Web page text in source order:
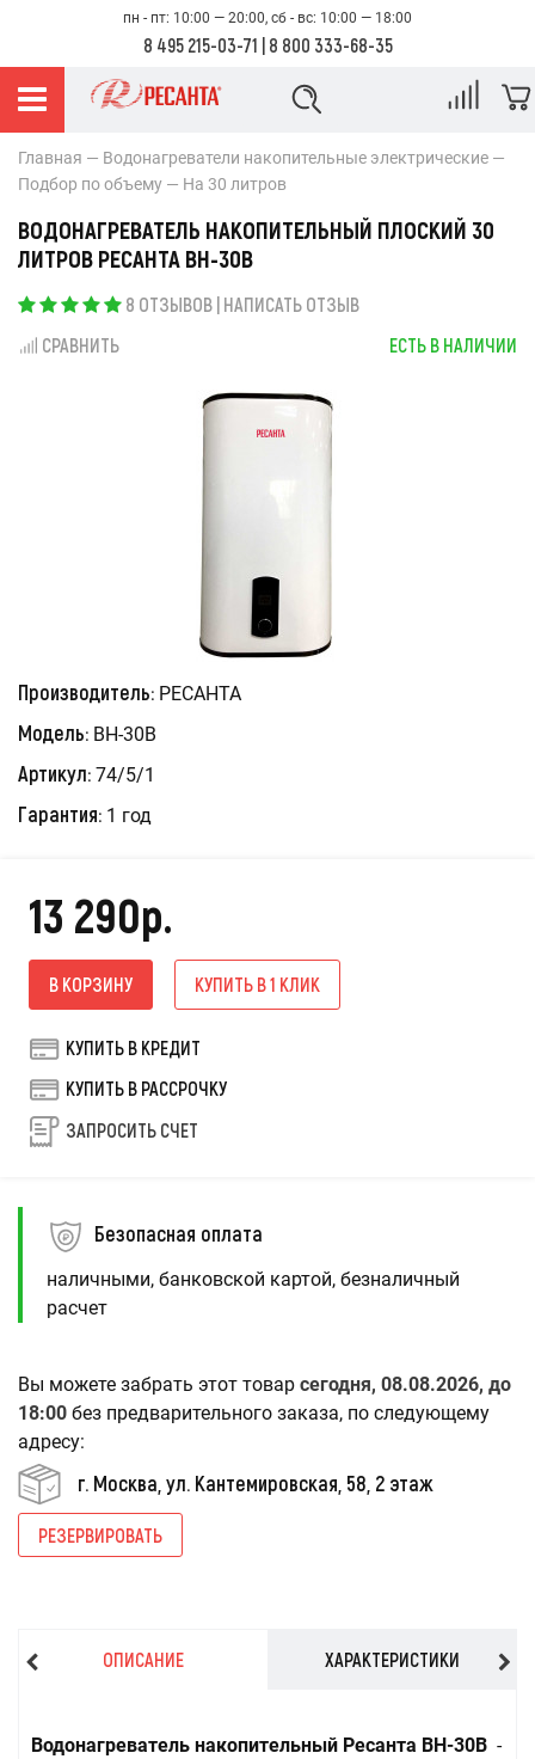
пн - пт: 10:00 — 20:00, сб - вс: 10:00 — 18:00
8 495 215-03-71 | 8 800 333-68-35
Главная
Водонагреватели накопительные электрические
Подбор по объему
На 30 литров
ВОДОНАГРЕВАТЕЛЬ НАКОПИТЕЛЬНЫЙ ПЛОСКИЙ 30
ЛИТРОВ РЕСАНТА ВН-30В
8 ОТЗЫВОВ | НАПИСАТЬ ОТЗЫВ
СРАВНИТЬ
ЕСТЬ В НАЛИЧИИ
Производитель: РЕСАНТА
Модель: ВН-30В
Артикул: 74/5/1
Гарантия: 1 год
13 290р.
В КОРЗИНУ КУПИТЬ В 1 КЛИК
КУПИТЬ В КРЕДИТ
КУПИТЬ В РАССРОЧКУ
ЗАПРОСИТЬ СЧЕТ
Безопасная оплата
наличными, банковской картой, безналичный
расчет
Вы можете забрать этот товар сегодня, 08.08.2026, до
18:00 без предварительного заказа, по следующему
адресу:
г. Москва, ул. Кантемировская, 58, 2 этаж
РЕЗЕРВИРОВАТЬ
ОПИСАНИЕ ХАРАКТЕРИСТИКИ
Водонагреватель накопительный Ресанта ВН-30В -